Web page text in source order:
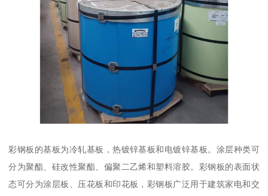
彩钢板的基板为冷轧基板，热镀锌基板和电镀锌基板。涂层种类可
分为聚酯、硅改性聚酯、偏聚二乙烯和塑料溶胶。彩钢板的表面状
态可分为涂层板、压花板和印花板，彩钢板广泛用于建筑家电和交